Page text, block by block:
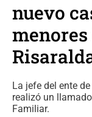
nuevo
La jefe del ente
realizó un
Familiar.